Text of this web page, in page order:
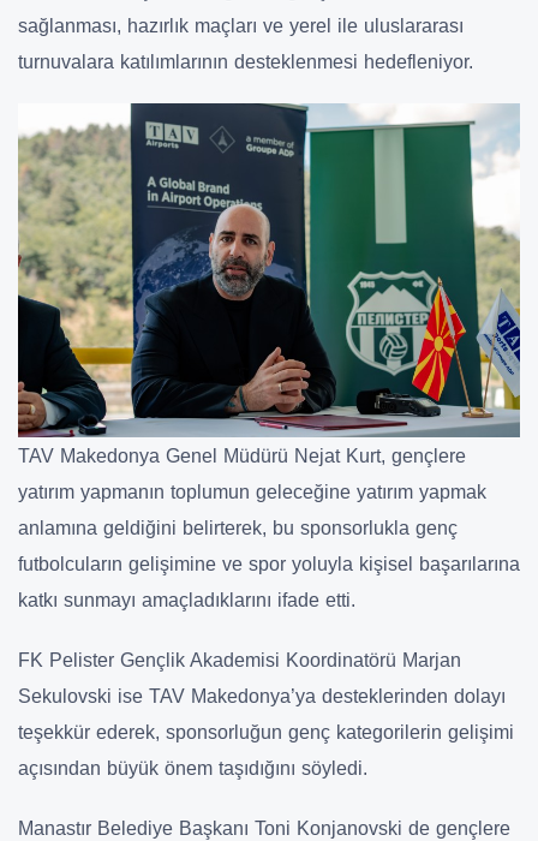
sağlanması, hazırlık maçları ve yerel ile uluslararası
turnuvalara katılımlarının desteklenmesi hedefleniyor.
TAV Makedonya Genel Müdürü Nejat Kurt, gençlere
yatırım yapmanın toplumun geleceğine yatırım yapmak
anlamına geldiğini belirterek, bu sponsorlukla genç
futbolcuların gelişimine ve spor yoluyla kişisel başarılarına
katkı sunmayı amaçladıklarını ifade etti.
FK Pelister Gençlik Akademisi Koordinatörü Marjan
Sekulovski ise TAV Makedonya’ya desteklerinden dolayı
teşekkür ederek, sponsorluğun genç kategorilerin gelişimi
açısından büyük önem taşıdığını söyledi.
Manastır Belediye Başkanı Toni Konjanovski de gençlere